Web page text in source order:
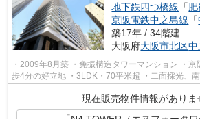
地下鉄四つ橋線 「
京阪電鉄中之島線 「
築17年 / 34階建
大阪府大阪市北区中
・2009年8月築 ・免振構造タワーマンション ・
歩4分の好立地 ・3LDK・70平米超 ・二面採光、
現在販売物件情報がありま